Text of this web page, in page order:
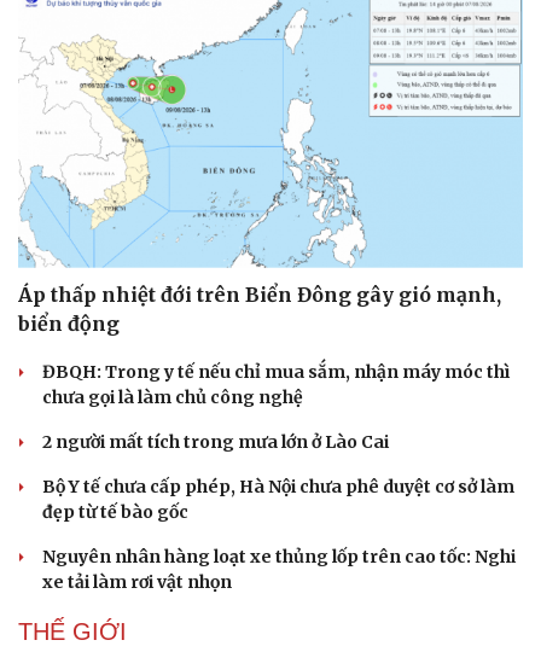
Sân khấu - Điện ảnh
Văn học
Âm nhạc
Di sản
Nghệ sĩ
Thời trang
Sao Việt
Áp thấp nhiệt đới trên Biển Đông gây gió mạnh,
biển động
ĐBQH: Trong y tế nếu chỉ mua sắm, nhận máy móc thì
chưa gọi là làm chủ công nghệ
2 người mất tích trong mưa lớn ở Lào Cai
Bộ Y tế chưa cấp phép, Hà Nội chưa phê duyệt cơ sở làm
đẹp từ tế bào gốc
Nguyên nhân hàng loạt xe thủng lốp trên cao tốc: Nghi
xe tải làm rơi vật nhọn
THẾ GIỚI